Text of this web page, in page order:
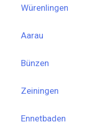
Würenlingen
Aarau
Bünzen
Zeiningen
Ennetbaden